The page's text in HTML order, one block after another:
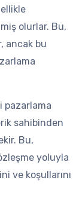
olurlar. Bu,
ancak bu
pazarlama
sahibinden
Bu,
yoluyla
ve koşullarını